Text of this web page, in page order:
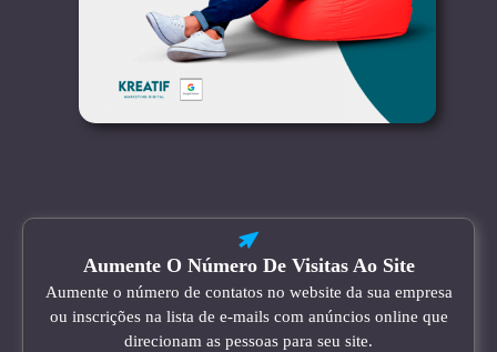
Aumente O Número De Visitas Ao Site
Aumente o número de contatos no website da sua empresa
ou inscrições na lista de e-mails com anúncios online que
direcionam as pessoas para seu site.